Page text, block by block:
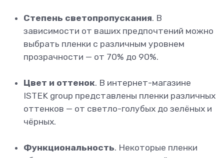
Степень светопропускания. В
зависимости от ваших предпочтений можно
выбрать пленки с различным уровнем
прозрачности — от 70% до 90%.
Цвет и оттенок. В интернет-магазине
ISTEK group представлены пленки различных
оттенков — от светло-голубых до зелёных и
чёрных.
Функциональность. Некоторые пленки